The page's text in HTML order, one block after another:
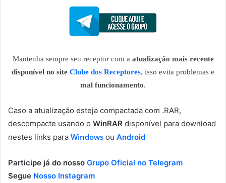
Mantenha sempre seu receptor com a atualização mais recente
disponível no site Clube dos Receptores, isso evita problemas e
mal funcionamento.
Caso a atualização esteja compactada com .RAR,
descompacte usando o WinRAR disponível para download
nestes links para Windows ou Android
Participe já do nosso Grupo Oficial no Telegram
Segue Nosso Instagram